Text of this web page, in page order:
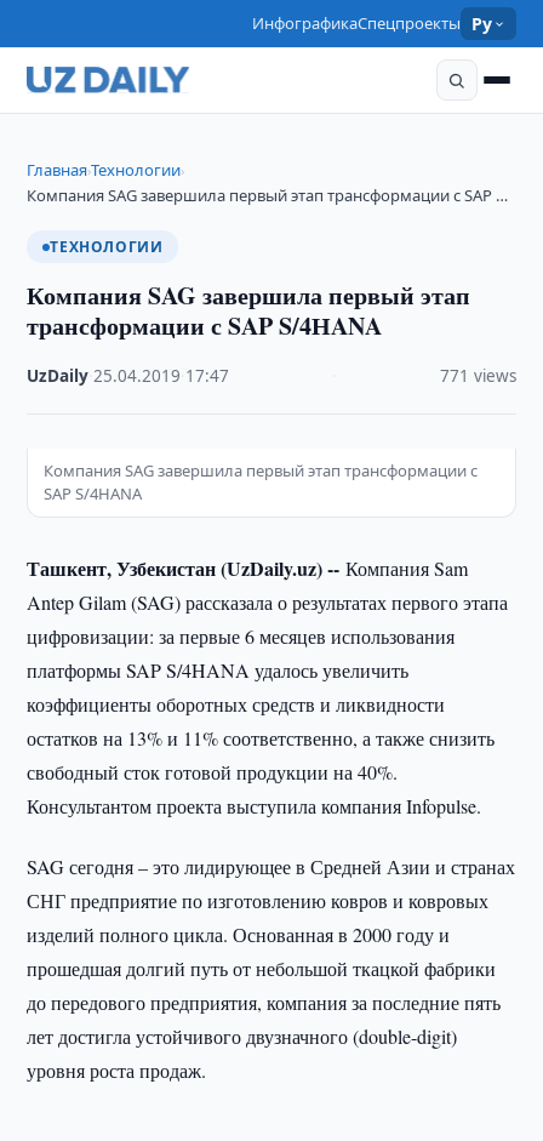
ИнфографикаСпецпроекты Ру
Главная›Технологии›
Компания SAG завершила первый этап трансформации с SAP …
ТЕХНОЛОГИИ
Компания SAG завершила первый этап
трансформации с SAP S/4НANA
UzDaily ·25.04.2019 17:47 771 views
Компания SAG завершила первый этап трансформации с
SAP S/4НANA
Ташкент, Узбекистан (UzDaily.uz) --Компания Sam
Antep Gilam (SAG) рассказала о результатах первого этапа
цифровизации: за первые 6 месяцев использования
платформы SAP S/4HANA удалось увеличить
коэффициенты оборотных средств и ликвидности
остатков на 13% и 11% соответственно, а также снизить
свободный сток готовой продукции на 40%.
Консультантом проекта выступила компания Infopulse.
SAG сегодня – это лидирующее в Средней Азии и странах
СНГ предприятие по изготовлению ковров и ковровых
изделий полного цикла. Основанная в 2000 году и
прошедшая долгий путь от небольшой ткацкой фабрики
до передового предприятия, компания за последние пять
лет достигла устойчивого двузначного (double-digit)
уровня роста продаж.